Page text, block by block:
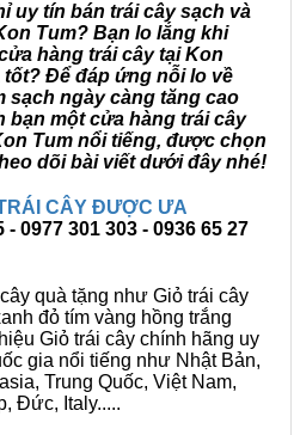
uy tín bán trái cây sạch và
Tum? Bạn lo lắng khi
hàng trái cây tại Kon
Để đáp ứng nỗi lo về
sạch ngày càng tăng cao
bạn một cửa hàng trái cây
Tum nổi tiếng, được chọn
dõi bài viết dưới đây nhé!
CÂY ĐƯỢC ƯA
- 0977 301 303 - 0936 65 27
quà tặng như Giỏ trái cây
đỏ tím vàng hồng trắng
Giỏ trái cây chính hãng uy
gia nổi tiếng như Nhật Bản,
Trung Quốc, Việt Nam,
Đức, Italy.....